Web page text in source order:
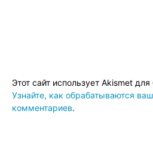
Этот сайт использует Akismet
Узнайте, как обрабатываются
комментариев.